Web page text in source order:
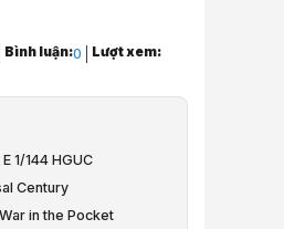
144 HGUC
Bình luận:0
Lượt xem:
1/144 HGUC
Century
in the Pocket